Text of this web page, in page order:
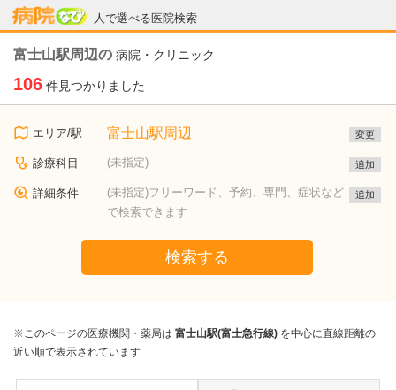
人で選べる医院検索
病院なび
富士山駅周辺の 病院・クリニック
106 件見つかりました
エリア/駅 富士山駅周辺 変更
診療科目 (未指定) 追加
詳細条件
(未指定)フリーワード、予約、専門、症状など
で検索できます
追加
検索する
※このページの医療機関・薬局は 富士山駅(富士急行線) を中心に直線距離の
近い順で表示されています